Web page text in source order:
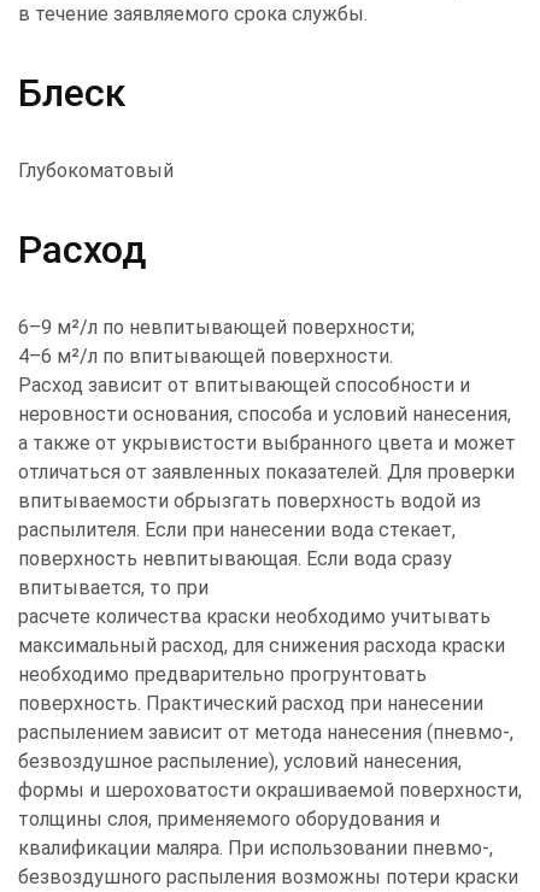
в течение заявляемого срока службы.
Блеск
Глубокоматовый
Расход
6–9 м²/л по невпитывающей поверхности;
4–6 м²/л по впитывающей поверхности.
Расход зависит от впитывающей способности и
неровности основания, способа и условий нанесения,
а также от укрывистости выбранного цвета и может
отличаться от заявленных показателей. Для проверки
впитываемости обрызгать поверхность водой из
распылителя. Если при нанесении вода стекает,
поверхность невпитывающая. Если вода сразу
впитывается, то при
расчете количества краски необходимо учитывать
максимальный расход, для снижения расхода краски
необходимо предварительно прогрунтовать
поверхность. Практический расход при нанесении
распылением зависит от метода нанесения (пневмо-,
безвоздушное распыление), условий нанесения,
формы и шероховатости окрашиваемой поверхности,
толщины слоя, применяемого оборудования и
квалификации маляра. При использовании пневмо-,
безвоздушного распыления возможны потери краски